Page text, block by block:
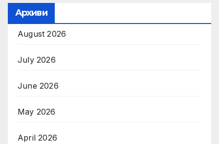
Архиви
August 2026
July 2026
June 2026
May 2026
April 2026